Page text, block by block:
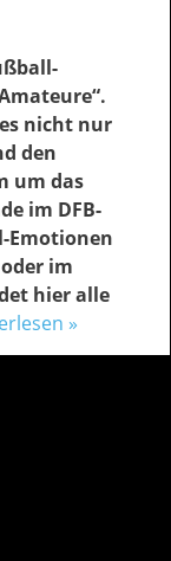
nicht nur
den
um das
im DFB-
Emotionen
im
hier alle
»